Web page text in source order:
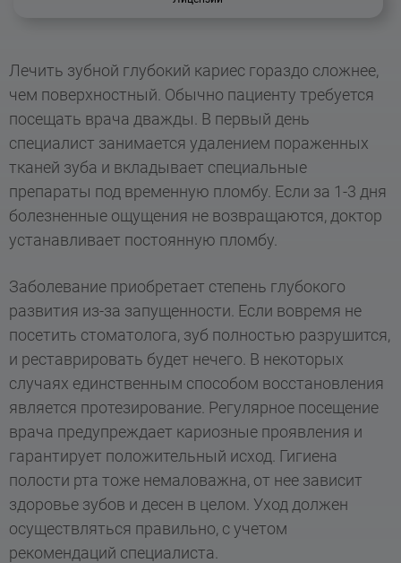
Лечить зубной глубокий кариес гораздо сложнее,
чем поверхностный. Обычно пациенту требуется
посещать врача дважды. В первый день
специалист занимается удалением пораженных
тканей зуба и вкладывает специальные
препараты под временную пломбу. Если за 1-3 дня
болезненные ощущения не возвращаются, доктор
устанавливает постоянную пломбу.
Заболевание приобретает степень глубокого
развития из-за запущенности. Если вовремя не
посетить стоматолога, зуб полностью разрушится,
и реставрировать будет нечего. В некоторых
случаях единственным способом восстановления
является протезирование. Регулярное посещение
врача предупреждает кариозные проявления и
гарантирует положительный исход. Гигиена
полости рта тоже немаловажна, от нее зависит
здоровье зубов и десен в целом. Уход должен
осуществляться правильно, с учетом
рекомендаций специалиста.
подбирается в соответствии с
натуральным оттенком зубов.
кариес под пломбой может определить
лишь профессионал. Это делается с
помощью специальных инструментов и
при наличии рентгеновских снимков.
Вылечить болезнь в домашних условиях
невозможно.